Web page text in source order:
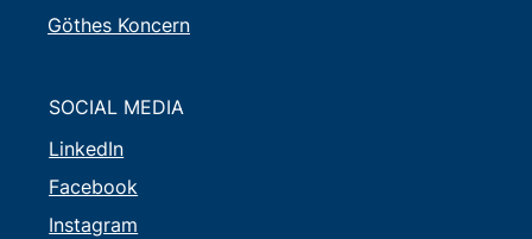
Göthes Koncern
SOCIAL MEDIA
LinkedIn
Facebook
Instagram